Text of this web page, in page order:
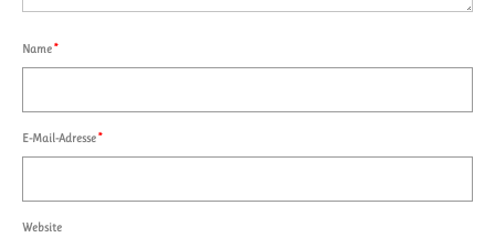
Name*
E-Mail-Adresse*
Website